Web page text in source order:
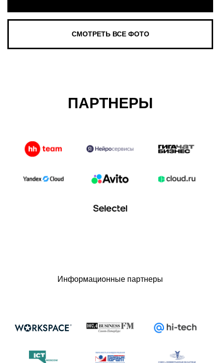
ПАРТНЕРЫ
Информационные партнеры